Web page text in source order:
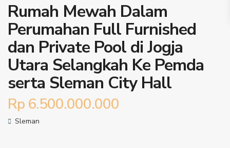
Rumah Mewah Dalam
Perumahan Full Furnished
dan Private Pool di Jogja
Utara Selangkah Ke Pemda
serta Sleman City Hall
Rp 6.500.000.000
Sleman